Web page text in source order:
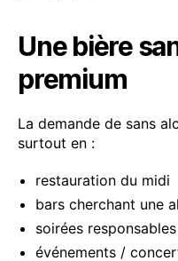
Une bière
premium
La demande de sans
surtout en :
restauration du midi
bars cherchant une
soirées responsables
événements /